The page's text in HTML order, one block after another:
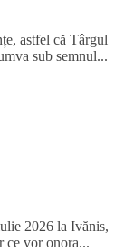
astfel că Târgul
sub semnul...
2026 la Ivănis,
ce vor onora...